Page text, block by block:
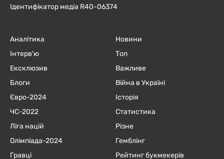
Ідентифікатор медіа R40-06374
Аналітика
Інтерв'ю
Ексклюзив
Блоги
Євро-2024
ЧC-2022
Ліга націй
Олімпіада-2024
Гравці
Новини
Топ
Важливе
Війна в Україні
Історія
Статистика
Різне
Гемблінг
Рейтинг букмекерів